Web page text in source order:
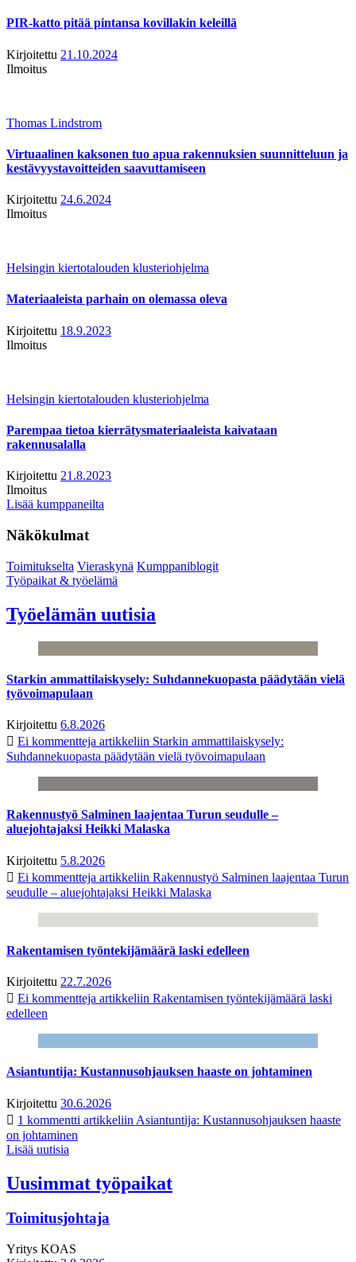
PIR-katto pitää pintansa kovillakin keleillä
Kirjoitettu 21.10.2024
Ilmoitus
Thomas Lindstrom
Virtuaalinen kaksonen tuo apua rakennuksien suunnitteluun ja
kestävyystavoitteiden saavuttamiseen
Kirjoitettu 24.6.2024
Ilmoitus
Helsingin kiertotalouden klusteriohjelma
Materiaaleista parhain on olemassa oleva
Kirjoitettu 18.9.2023
Ilmoitus
Helsingin kiertotalouden klusteriohjelma
Parempaa tietoa kierrätysmateriaaleista kaivataan
rakennusalalla
Kirjoitettu 21.8.2023
Ilmoitus
Lisää kumppaneilta
Näkökulmat
Toimitukselta Vieraskynä Kumppaniblogit
Työpaikat & työelämä
Työelämän uutisia
Starkin ammattilaiskysely: Suhdannekuopasta päädytään vielä
työvoimapulaan
Kirjoitettu 6.8.2026
Ei kommentteja artikkeliin Starkin ammattilaiskysely:
Suhdannekuopasta päädytään vielä työvoimapulaan
Rakennustyö Salminen laajentaa Turun seudulle –
aluejohtajaksi Heikki Malaska
Kirjoitettu 5.8.2026
Ei kommentteja artikkeliin Rakennustyö Salminen laajentaa Turun
seudulle – aluejohtajaksi Heikki Malaska
Rakentamisen työntekijämäärä laski edelleen
Kirjoitettu 22.7.2026
Ei kommentteja artikkeliin Rakentamisen työntekijämäärä laski
edelleen
Asiantuntija: Kustannusohjauksen haaste on johtaminen
Kirjoitettu 30.6.2026
1 kommentti artikkeliin Asiantuntija: Kustannusohjauksen haaste
on johtaminen
Lisää uutisia
Uusimmat työpaikat
Toimitusjohtaja
Yritys KOAS